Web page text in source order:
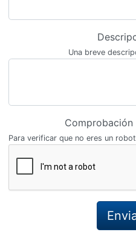
Una breve
Comprobación
Para verificar que no eres un